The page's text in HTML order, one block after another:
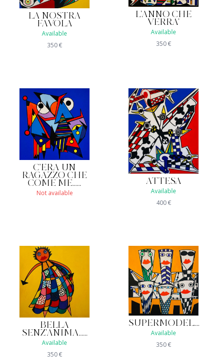
LA NOSTRA
FAVOLA
Available
350€
L'ANNO CHE
VERRA'
Available
350€
C'ERA UN
RAGAZZO CHE
COME ME......
Not available
ATTESA
Available
400€
BELLA
SENZ'ANIMA......
Available
350€
SUPERMODEL....
Available
350€